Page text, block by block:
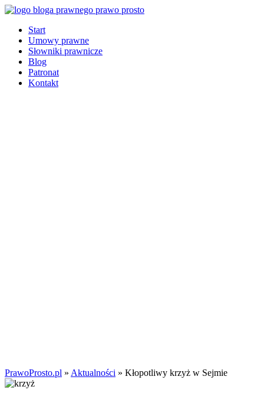
Start
Umowy prawne
Słowniki prawnicze
Blog
Patronat
Kontakt
PrawoProsto.pl » Aktualności » Kłopotliwy krzyż w Sejmie